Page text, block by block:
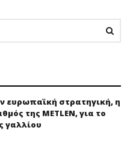
ευρωπαϊκή στρατηγική, η
της METLEN, για το
γαλλίου